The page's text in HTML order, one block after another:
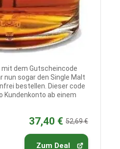
dem Gutscheincode
nun sogar den Single Malt
bestellen. Dieser code
Kundenkonto ab einem
37,40 € 52,69 €
Zum Deal